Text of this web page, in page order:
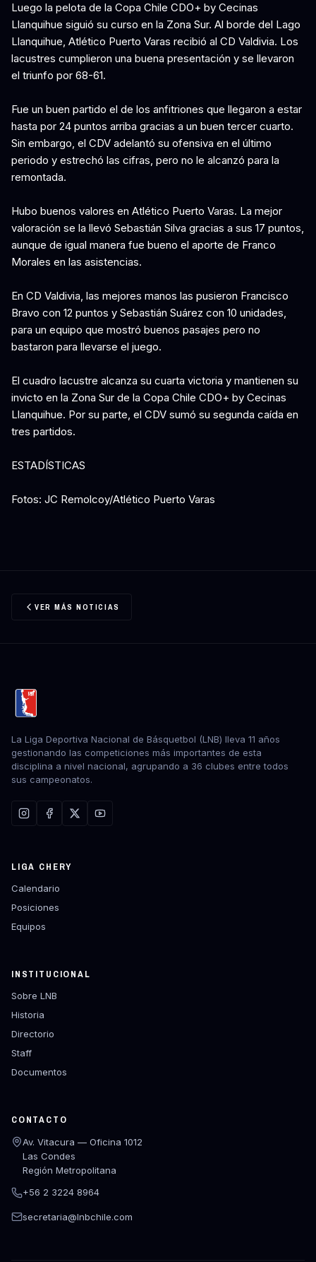
Luego la pelota de la Copa Chile CDO+ by Cecinas
Llanquihue siguió su curso en la Zona Sur. Al borde del Lago
Llanquihue, Atlético Puerto Varas recibió al CD Valdivia. Los
lacustres cumplieron una buena presentación y se llevaron
el triunfo por 68-61.
Fue un buen partido el de los anfitriones que llegaron a estar
hasta por 24 puntos arriba gracias a un buen tercer cuarto.
Sin embargo, el CDV adelantó su ofensiva en el último
periodo y estrechó las cifras, pero no le alcanzó para la
remontada.
Hubo buenos valores en Atlético Puerto Varas. La mejor
valoración se la llevó Sebastián Silva gracias a sus 17 puntos,
aunque de igual manera fue bueno el aporte de Franco
Morales en las asistencias.
En CD Valdivia, las mejores manos las pusieron Francisco
Bravo con 12 puntos y Sebastián Suárez con 10 unidades,
para un equipo que mostró buenos pasajes pero no
bastaron para llevarse el juego.
El cuadro lacustre alcanza su cuarta victoria y mantienen su
invicto en la Zona Sur de la Copa Chile CDO+ by Cecinas
Llanquihue. Por su parte, el CDV sumó su segunda caída en
tres partidos.
ESTADÍSTICAS
Fotos: JC Remolcoy/Atlético Puerto Varas
VER MÁS NOTICIAS
La Liga Deportiva Nacional de Básquetbol (LNB) lleva 11 años
gestionando las competiciones más importantes de esta
disciplina a nivel nacional, agrupando a 36 clubes entre todos
sus campeonatos.
LIGA CHERY
Calendario
Posiciones
Equipos
INSTITUCIONAL
Sobre LNB
Historia
Directorio
Staff
Documentos
CONTACTO
Av. Vitacura — Oficina 1012
Las Condes
Región Metropolitana
+56 2 3224 8964
secretaria@lnbchile.com